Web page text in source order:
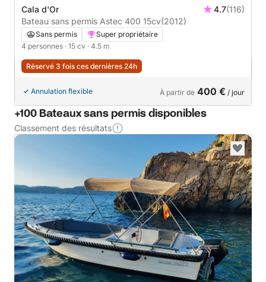
Cala d'Or 4.7(116)
Bateau sans permis Astec 400 15cv(2012)
Sans permis
Super propriétaire
4 personnes · 15 cv · 4.5 m
Réservé 3 fois ces dernières 24h
Annulation flexible À partir de 400 € / jour
+100 Bateaux sans permis disponibles
Classement des résultats